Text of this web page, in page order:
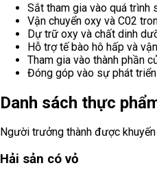
Sắt tham gia vào quá trình
Vận chuyển oxy và C02
Dự trữ oxy và chất dinh
Hỗ trợ tế bào hô hấp và
Tham gia vào thành phần
Đóng góp vào sự phát
Danh sách thực
Người trưởng thành được
Hải sản có vỏ